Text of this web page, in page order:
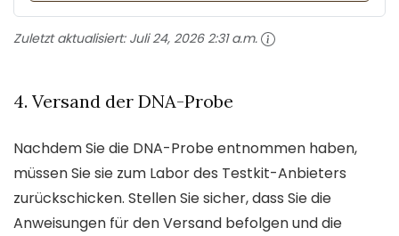
Zuletzt aktualisiert: Juli 24, 2026 2:31 a.m.
4. Versand der DNA-Probe
Nachdem Sie die DNA-Probe entnommen haben,
müssen Sie sie zum Labor des Testkit-Anbieters
zurückschicken. Stellen Sie sicher, dass Sie die
Anweisungen für den Versand befolgen und die